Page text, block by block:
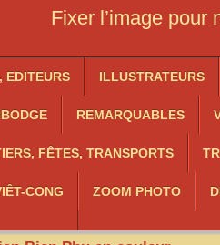
Fixer l’image pour
EDITEURS ILLUSTRATEURS
REMARQUABLES
FÊTES, TRANSPORTS
CONG
ZOOM PHOTO